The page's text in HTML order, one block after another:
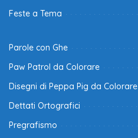
Feste a Tema
Parole con Ghe
Paw Patrol da Colorare
Disegni di Peppa Pig da Colorare
Dettati Ortografici
Pregrafismo